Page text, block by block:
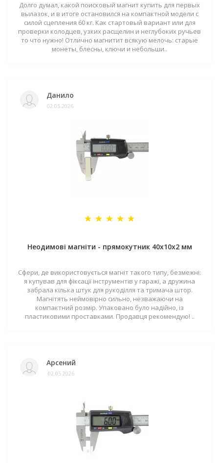
Долго думал, какой поисковый магнит купить для первых
вылазок, и в итоге остановился на компактной модели с
силой сцепления 60 кг. Как стартовый вариант или для
проверки колодцев, узких расщелин и неглубоких ручьев
то что нужно! Отлично магнитит всякую мелочь: старые
монеты, блесны, ключи и небольши..
Данило
02.05.2026
Неодимові магніти - прямокутник 40x10x2 мм
Сфери, де використовується магніт такого типу, безмежні:
я купував для фіксації інструментів у гаражі, а дружина
забрала кілька штук для рукоділля та тримача штор.
Магнітять неймовірно сильно, незважаючи на
компактний розмір. Упаковано було надійно, із
пластиковими проставками. Продавця рекомендую! ..
Арсений
02.05.2026